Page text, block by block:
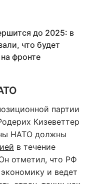
до 2025: в
что будет
фронте
партии
Кизеветтер
НАТО должны
в течение
отметил, что РФ
и ведет